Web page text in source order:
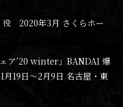
役 2020年3月 さくらホー
ア’20 winter」BANDAI 爆
19日〜2月9日 名古屋・東